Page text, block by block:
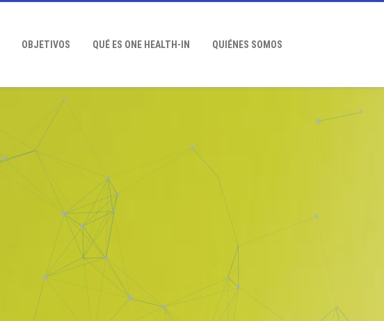
OBJETIVOS QUÉ ES ONE HEALTH-IN QUIÉNES SOMOS